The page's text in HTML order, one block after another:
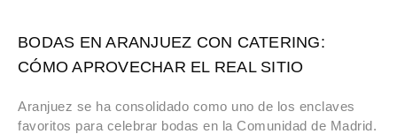
BODAS EN ARANJUEZ CON CATERING:
CÓMO APROVECHAR EL REAL SITIO
Aranjuez se ha consolidado como uno de los enclaves
favoritos para celebrar bodas en la Comunidad de Madrid.